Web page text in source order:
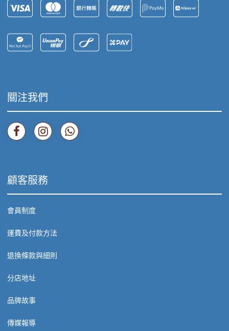
關注我們
顧客服務
會員制度
運費及付款方法
退換條款與細則
分店地址
品牌故事
傳媒報導